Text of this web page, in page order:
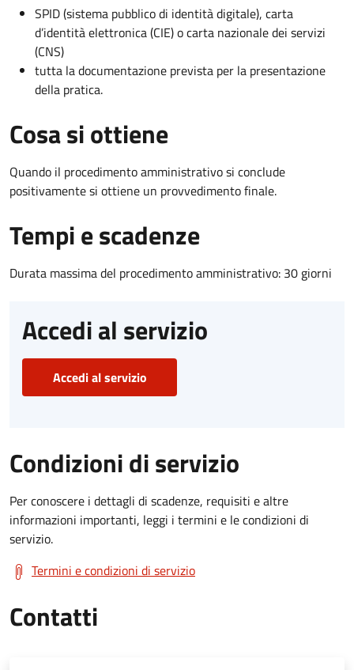
SPID (sistema pubblico di identità digitale), carta
d’identità elettronica (CIE) o carta nazionale dei servizi
(CNS)
tutta la documentazione prevista per la presentazione
della pratica.
Cosa si ottiene
Quando il procedimento amministrativo si conclude
positivamente si ottiene un provvedimento finale.
Tempi e scadenze
Durata massima del procedimento amministrativo: 30 giorni
Accedi al servizio
Accedi al servizio
Condizioni di servizio
Per conoscere i dettagli di scadenze, requisiti e altre
informazioni importanti, leggi i termini e le condizioni di
servizio.
Termini e condizioni di servizio
Contatti